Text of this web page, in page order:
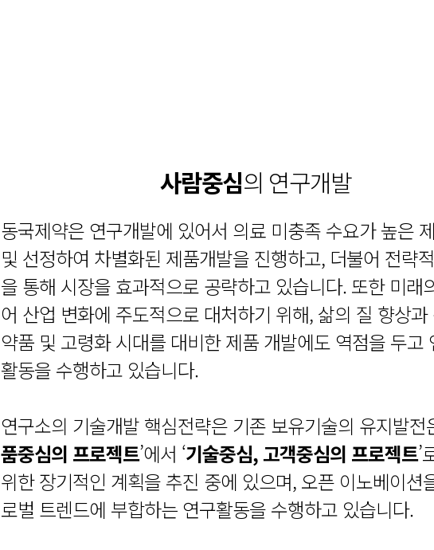
사람중심의 연구개발
동국제약은 연구개발에 있어서 의료 미충족 수요가 높은
및 선정하여 차별화된 제품개발을 진행하고, 더불어 전략
을 통해 시장을 효과적으로 공략하고 있습니다. 또한 미래
어 산업 변화에 주도적으로 대처하기 위해, 삶의 질 향상과
약품 및 고령화 시대를 대비한 제품 개발에도 역점을 두고
활동을 수행하고 있습니다.
연구소의 기술개발 핵심전략은 기존 보유기술의 유지발전
품중심의 프로젝트’에서 ‘기술중심, 고객중심의 프로젝트’
위한 장기적인 계획을 추진 중에 있으며, 오픈 이노베이션
로벌 트렌드에 부합하는 연구활동을 수행하고 있습니다.